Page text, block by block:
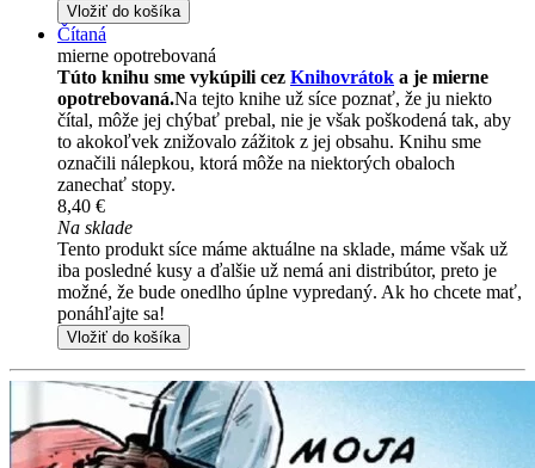
Vložiť do košíka
Čítaná
mierne opotrebovaná
Túto knihu sme vykúpili cez Knihovrátok a je mierne
opotrebovaná.Na tejto knihe už síce poznať, že ju niekto
čítal, môže jej chýbať prebal, nie je však poškodená tak, aby
to akokoľvek znižovalo zážitok z jej obsahu. Knihu sme
označili nálepkou, ktorá môže na niektorých obaloch
zanechať stopy.
8,40 €
Na sklade
Tento produkt síce máme aktuálne na sklade, máme však už
iba posledné kusy a ďalšie už nemá ani distribútor, preto je
možné, že bude onedlho úplne vypredaný. Ak ho chcete mať,
ponáhľajte sa!
Vložiť do košíka